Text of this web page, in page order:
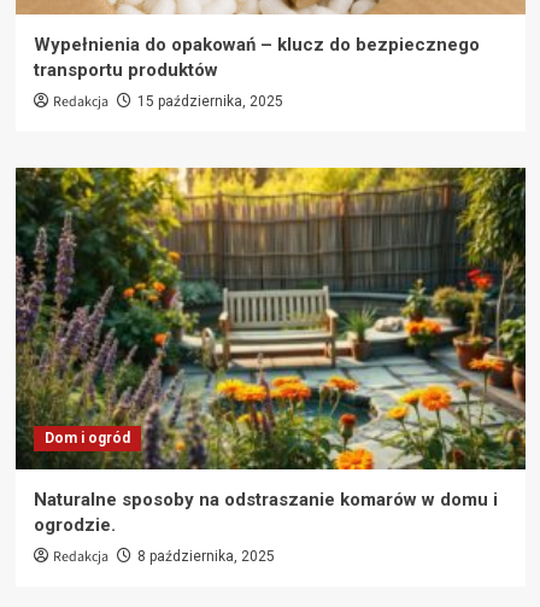
Wypełnienia do opakowań – klucz do bezpiecznego
transportu produktów
Redakcja 15 października, 2025
Dom i ogród
Naturalne sposoby na odstraszanie komarów w domu i
ogrodzie.
Redakcja 8 października, 2025